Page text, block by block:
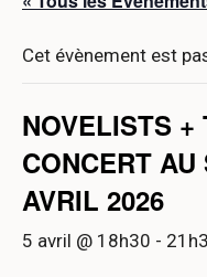
Cet évènement est
NOVELISTS +
CONCERT
AVRIL 2026
5 avril @ 18h30 -